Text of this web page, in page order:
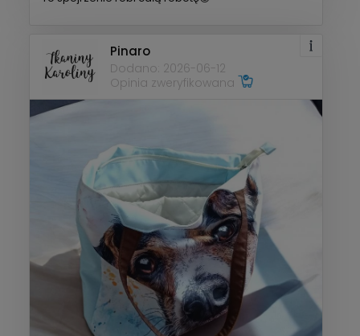
Pinaro
Dodano: 2026-06-12
Opinia zweryfikowana